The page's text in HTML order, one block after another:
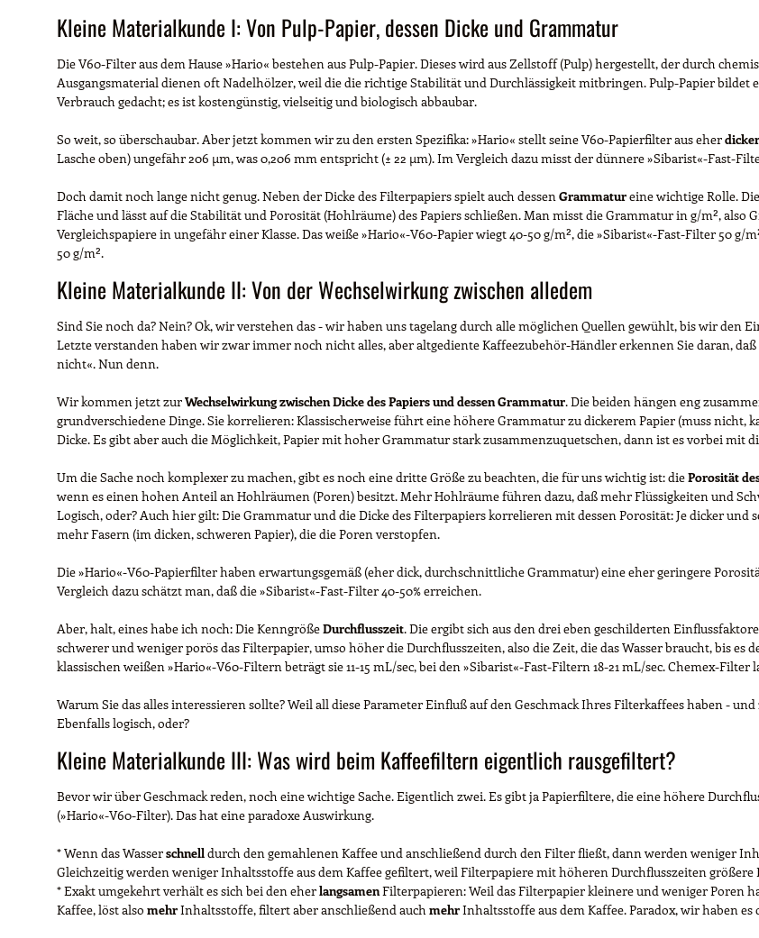
Kleine Materialkunde I: Von Pulp-Papier, dessen Dicke und Grammatur
Die V60-Filter aus dem Hause »Hario« bestehen aus Pulp-Papier. Dieses wird aus Zellstoff (Pulp) hergestellt, der durch
Ausgangsmaterial dienen oft Nadelhölzer, weil die die richtige Stabilität und Durchlässigkeit mitbringen. Pulp-Papier
Verbrauch gedacht; es ist kostengünstig, vielseitig und biologisch abbaubar.
So weit, so überschaubar. Aber jetzt kommen wir zu den ersten Spezifika: »Hario« stellt seine V60-Papierfilter aus eher
Lasche oben) ungefähr 206 µm, was 0,206 mm entspricht (± 22 µm). Im Vergleich dazu misst der dünnere »Sibarist«-Fast-
Doch damit noch lange nicht genug. Neben der Dicke des Filterpapiers spielt auch dessenGrammatureine wichtige Rolle.
Fläche und lässt auf die Stabilität und Porosität (Hohlräume) des Papiers schließen. Man misst die Grammatur in g/m²,
Vergleichspapiere in ungefähr einer Klasse. Das weiße »Hario«-V60-Papier wiegt 40-50 g/m², die »Sibarist«-Fast-Filter 50 g/
50 g/m².
Kleine Materialkunde II: Von der Wechselwirkung zwischen alledem
Sind Sie noch da? Nein? Ok, wir verstehen das - wir haben uns tagelang durch alle möglichen Quellen gewühlt, bis wir den
Letzte verstanden haben wir zwar immer noch nicht alles, aber altgediente Kaffeezubehör-Händler erkennen Sie daran,
nicht«. Nun denn.
Wir kommen jetzt zurWechselwirkung zwischen Dicke des Papiers und dessen Grammatur. Die beiden hängen eng
grundverschiedene Dinge. Sie korrelieren: Klassischerweise führt eine höhere Grammatur zu dickerem Papier (muss nicht,
Dicke. Es gibt aber auch die Möglichkeit, Papier mit hoher Grammatur stark zusammenzuquetschen, dann ist es vorbei mit
Um die Sache noch komplexer zu machen, gibt es noch eine dritte Größe zu beachten, die für uns wichtig ist: diePorosität
wenn es einen hohen Anteil an Hohlräumen (Poren) besitzt. Mehr Hohlräume führen dazu, daß mehr Flüssigkeiten und
Logisch, oder? Auch hier gilt: Die Grammatur und die Dicke des Filterpapiers korrelieren mit dessen Porosität: Je dicker und
mehr Fasern (im dicken, schweren Papier), die die Poren verstopfen.
Die »Hario«-V60-Papierfilter haben erwartungsgemäß (eher dick, durchschnittliche Grammatur) eine eher geringere
Vergleich dazu schätzt man, daß die »Sibarist«-Fast-Filter 40-50% erreichen.
Aber, halt, eines habe ich noch: Die KenngrößeDurchflusszeit. Die ergibt sich aus den drei eben geschilderten
schwerer und weniger porös das Filterpapier, umso höher die Durchflusszeiten, also die Zeit, die das Wasser braucht, bis
klassischen weißen »Hario«-V60-Filtern beträgt sie 11-15 mL/sec, bei den »Sibarist«-Fast-Filtern 18-21 mL/sec. Chemex-
Warum Sie das alles interessieren sollte? Weil all diese Parameter Einfluß auf den Geschmack Ihres Filterkaffees haben -
Ebenfalls logisch, oder?
Kleine Materialkunde III: Was wird beim Kaffeefiltern eigentlich rausgefiltert?
Bevor wir über Geschmack reden, noch eine wichtige Sache. Eigentlich zwei. Es gibt ja Papierfiltere, die eine höhere
(»Hario«-V60-Filter). Das hat eine paradoxe Auswirkung.
* Wenn das Wasserschnelldurch den gemahlenen Kaffee und anschließend durch den Filter fließt, dann werden weniger
Gleichzeitig werden weniger Inhaltsstoffe aus dem Kaffee gefiltert, weil Filterpapiere mit höheren Durchflusszeiten größere
* Exakt umgekehrt verhält es sich bei den eherlangsamenFilterpapieren: Weil das Filterpapier kleinere und weniger Poren
Kaffee, löst also mehrInhaltsstoffe, filtert aber anschließend auchmehrInhaltsstoffe aus dem Kaffee. Paradox, wir haben es